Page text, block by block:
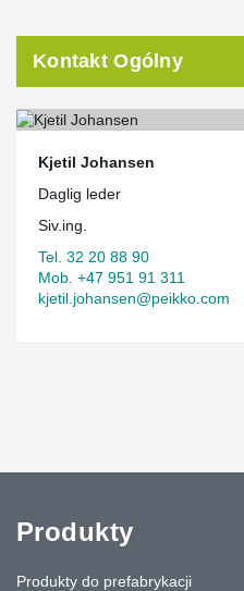
Kontakt Ogólny
Kjetil Johansen
Daglig leder
Siv.ing.
Tel. 32 20 88 90
Mob. +47 951 91 311
kjetil.johansen@peikko.com
Produkty
Produkty do prefabrykacji